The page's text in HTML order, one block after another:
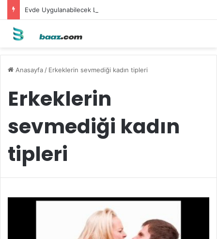
Evde Uygulanabilecek Leke Karşıtı Maskeler
Anasayfa / Erkeklerin sevmediği kadın tipleri
Erkeklerin
sevmediği kadın
tipleri